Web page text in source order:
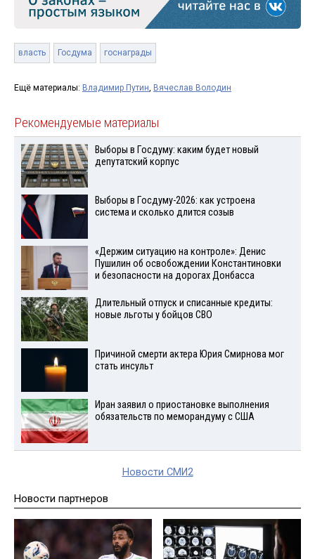
власть Госдума госнаграды
Ещё материалы: Владимир Путин Вячеслав Володин
Рекомендуемые материалы
Выборы в Госдуму: каким будет новый
депутатский корпус
Выборы в Госдуму-2026: как устроена
система и сколько длится созыв
«Держим ситуацию на контроле»: Денис
Пушилин об освобождении Константиновки
и безопасности на дорогах Донбасса
Длительный отпуск и списанные кредиты:
новые льготы у бойцов СВО
Причиной смерти актера Юрия Смирнова мог
стать инсульт
Иран заявил о приостановке выполнения
обязательств по меморандуму с США
Новости СМИ2
Новости партнеров